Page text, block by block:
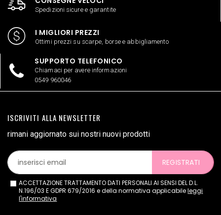
Spedizioni sicure e garantite
I MIGLIORI PREZZI
Ottimi prezzi su scarpe, borse e abbigliamento
SUPPORTO TELEFONICO
Chiamaci per avere informazioni
0549 960046
ISCRIVITI ALLA NEWSLETTER
rimani aggiornato sui nostri nuovi prodotti
REGISTRATI
ACCETTAZIONE TRATTAMENTO DATI PERSONALI AI SENSI DEL D.L.
N.196/03 E GDPR 679/2016 e della normativa applicabileleggi
l'informativa